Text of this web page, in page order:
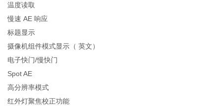
温度读取
慢速 AE 响应
标题显示
摄像机组件模式显示（ 英文）
电子快门/慢快门
Spot AE
高分辨率模式
红外灯聚焦校正功能